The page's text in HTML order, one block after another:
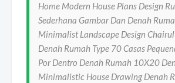
Home Modern House Plans Design
Sederhana Gambar Dan Denah
Minimalist Landscape Design
Denah Rumah Type 70 Casas
Por Dentro Denah Rumah 10X20
Minimalistic House Drawing Denah